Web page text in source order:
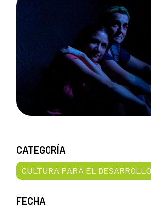
CATEGORÍA
CULTURA PARA EL DESARROLLO
FECHA